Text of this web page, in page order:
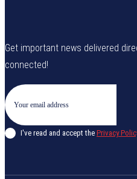
Get important news delivered
connected!
I've read and accept the Privacy